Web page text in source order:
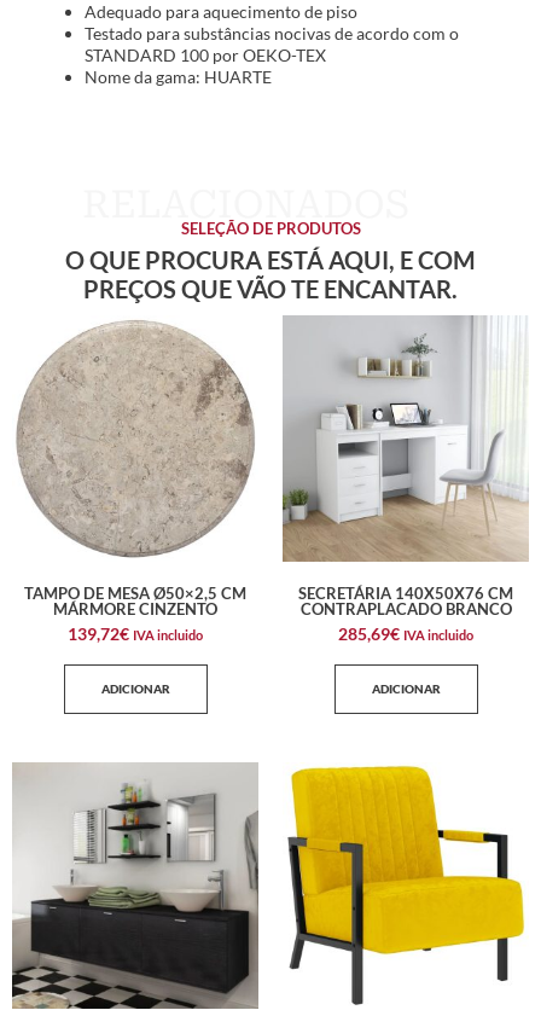
Adequado para aquecimento de piso
Testado para substâncias nocivas de acordo com o
STANDARD 100 por OEKO-TEX
Nome da gama: HUARTE
SELEÇÃO DE PRODUTOS
O QUE PROCURA ESTÁ AQUI, E COM
PREÇOS QUE VÃO TE ENCANTAR.
TAMPO DE MESA Ø50×2,5 CM
MÁRMORE CINZENTO
139,72€ IVA incluido
ADICIONAR
SECRETÁRIA 140X50X76 CM
CONTRAPLACADO BRANCO
285,69€ IVA incluido
ADICIONAR